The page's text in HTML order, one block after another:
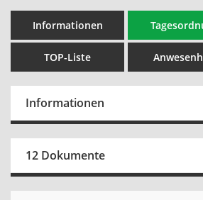
Informationen
TOP-Liste
Informationen
12 Dokumente